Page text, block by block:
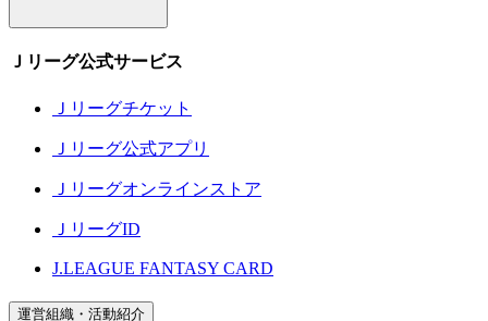
Ｊリーグ公式サービス
Ｊリーグチケット
Ｊリーグ公式アプリ
Ｊリーグオンラインストア
ＪリーグID
J.LEAGUE FANTASY CARD
運営組織・活動紹介